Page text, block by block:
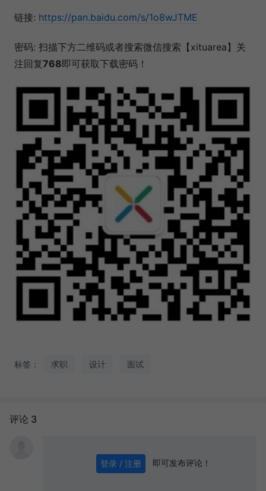
链接: https://pan.baidu.com/s/1o8wJTME
密码: 扫描下方二维码或者搜索微信搜索【xituarea】关
注回复768即可获取下载密码！
标签： 求职 设计 面试
评论 3
登录 / 注册 即可发布评论！